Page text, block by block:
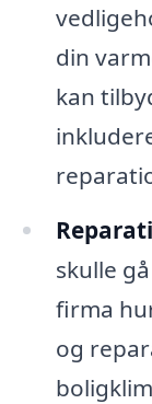
din
kan
skulle
firma
og